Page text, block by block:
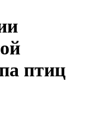
птиц